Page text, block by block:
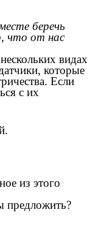
беречь
что от нас
видах
которые
Если
с их
из этого
предложить?